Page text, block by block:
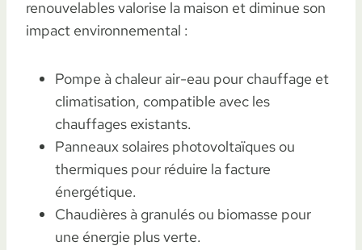
renouvelables valorise la maison et diminue son
impact environnemental :
Pompe à chaleur air-eau pour chauffage et
climatisation, compatible avec les
chauffages existants.
Panneaux solaires photovoltaïques ou
thermiques pour réduire la facture
énergétique.
Chaudières à granulés ou biomasse pour
une énergie plus verte.